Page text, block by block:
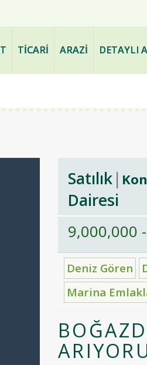
-
TİCARİ ARAZİ DETAYLI
Satılık
Dairesi
9,000,000
Deniz Gören
Marina